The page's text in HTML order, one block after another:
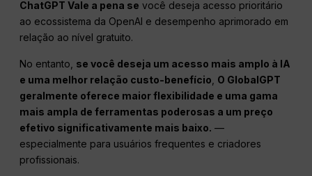
ChatGPTVale a pena se você deseja acesso prioritário
ao ecossistema da OpenAI e desempenho aprimorado em
relação ao nível gratuito.
No entanto, se você deseja um acesso mais amplo à IA
e uma melhor relação custo-benefício O GlobalGPT
geralmente oferece maior flexibilidade e uma gama
mais ampla de ferramentas poderosas a um preço
efetivo significativamente mais baixo. —
especialmente para usuários frequentes e criadores
profissionais.